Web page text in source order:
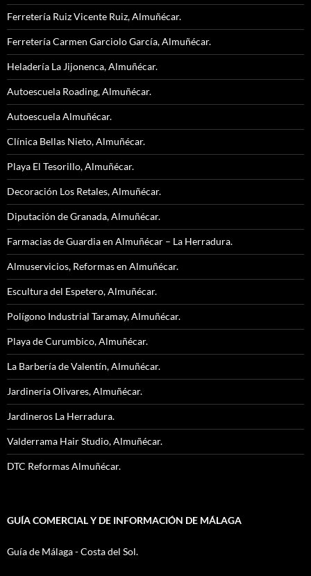
Ferretería Ruiz Vicente Ruiz, Almuñécar.
Ferretería Carmen Garciolo García, Almuñécar.
Heladería La Jijonenca, Almuñécar.
Autoescuela Roading, Almuñécar.
Autoescuela Almuñécar.
Clínica Bellas Nieto, Almuñécar.
Playa El Tesorillo, Almuñécar.
Decoración Los Retales, Almuñécar.
Diputación de Granada, Almuñécar.
Farmacias de Guardia en Almuñécar – La Herradura.
Almuservicios, Reformas en Almuñécar.
Escultura del Espetero, Almuñécar.
Polígono Industrial Taramay, Almuñécar.
Playa de Curumbico, Almuñécar.
La Barbería de Valentín, Almuñécar.
Jardinería Olivares, Almuñécar.
Jardineros La Herradura.
Valderrama Hair Studio, Almuñécar.
DTC Reformas Almuñécar.
GUÍA COMERCIAL Y DE INFORMACIÓN DE MÁLAGA
Guía de Málaga - Costa del Sol.